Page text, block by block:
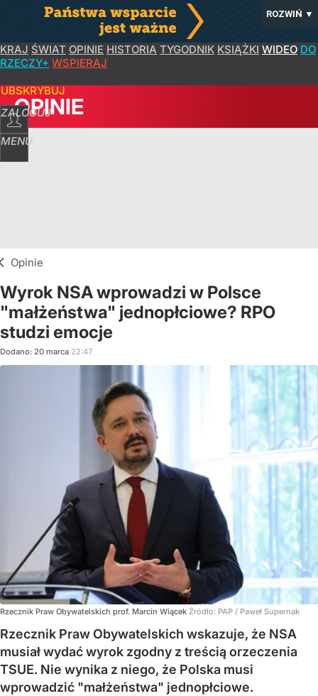
ROZWIŃ ▼
KRAJ ŚWIAT OPINIE HISTORIA TYGODNIK KSIĄŻKI WIDEO DO
RZECZY+ WSPIERAJ
ZALOGUJ
MENU
OPINIE
Opinie
Wyrok NSA wprowadzi w Polsce
"małżeństwa" jednopłciowe? RPO
studzi emocje
Dodano: 20 marca 22:47
Rzecznik Praw Obywatelskich prof. Marcin Wiącek Źródło: PAP / Paweł Supernak
Rzecznik Praw Obywatelskich wskazuje, że NSA
musiał wydać wyrok zgodny z treścią orzeczenia
TSUE. Nie wynika z niego, że Polska musi
wprowadzić "małżeństwa" jednopłciowe.